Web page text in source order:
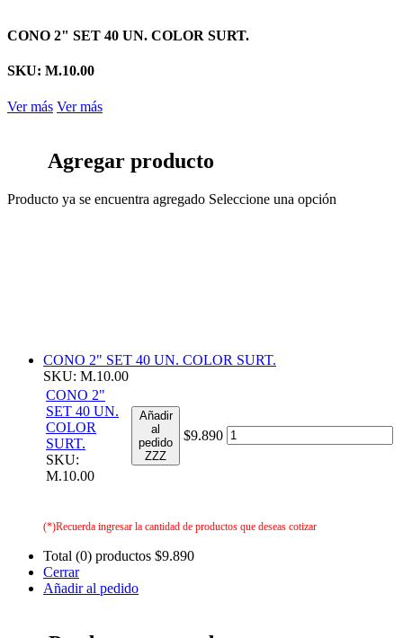
CONO 2" SET 40 UN. COLOR SURT.
SKU: M.10.00
Ver más Ver más
Agregar producto
Producto ya se encuentra agregado Seleccione una opción
CONO 2" SET 40 UN. COLOR SURT.
SKU: M.10.00
CONO 2"
SET 40 UN.
COLOR
SURT.
SKU:
M.10.00
Añadir
al
pedido
ZZZ
$9.890
(*)Recuerda ingresar la cantidad de productos que deseas cotizar
Total (0) productos $9.890
Cerrar
Añadir al pedido